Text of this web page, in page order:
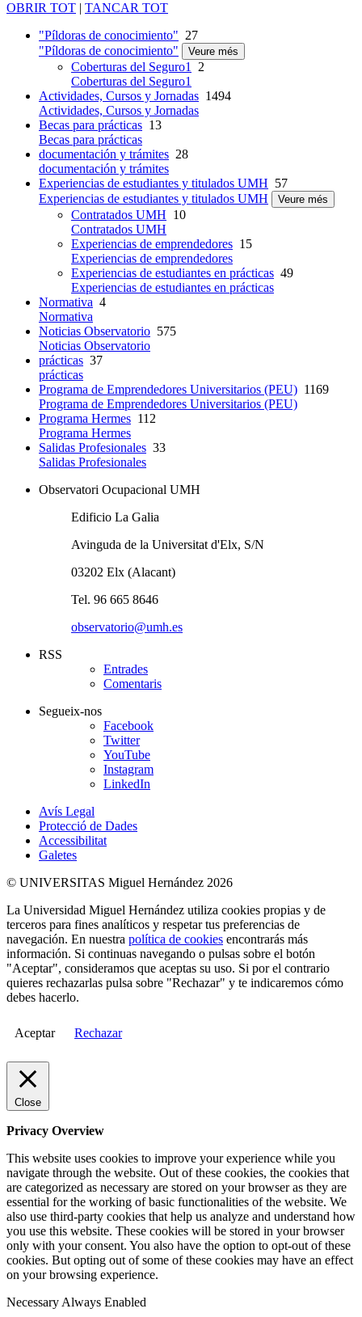
OBRIR TOT | TANCAR TOT
"Píldoras de conocimiento" 27
"Píldoras de conocimiento"
Veure més
Coberturas del Seguro1
2
Coberturas del Seguro1
Actividades, Cursos y Jornadas 1494
Actividades, Cursos y Jornadas
Becas para prácticas 13
Becas para prácticas
documentación y trámites 28
documentación y trámites
Experiencias de estudiantes y titulados UMH 57
Experiencias de estudiantes y titulados UMH
Veure més
Contratados UMH 10
Contratados UMH
Experiencias de emprendedores 15
Experiencias de emprendedores
Experiencias de estudiantes en prácticas 49
Experiencias de estudiantes en prácticas
Normativa 4
Normativa
Noticias Observatorio 575
Noticias Observatorio
prácticas 37
prácticas
Programa de Emprendedores Universitarios (PEU) 1169
Programa de Emprendedores Universitarios (PEU)
Programa Hermes 112
Programa Hermes
Salidas Profesionales 33
Salidas Profesionales
Observatori Ocupacional UMH
Edificio La Galia
Avinguda de la Universitat d'Elx, S/N
03202 Elx (Alacant)
Tel. 96 665 8646
observatorio@umh.es
RSS
Entrades
Comentaris
Segueix-nos
Facebook
Twitter
YouTube
Instagram
LinkedIn
Avís Legal
Protecció de Dades
Accessibilitat
Galetes
© UNIVERSITAS Miguel Hernández 2026
La Universidad Miguel Hernández utiliza cookies propias y de
terceros para fines analíticos y respetar tus preferencias de
navegación. En nuestra política de cookies encontrarás más
información. Si continuas navegando o pulsas sobre el botón
"Aceptar", consideramos que aceptas su uso. Si por el contrario
quieres rechazarlas pulsa sobre "Rechazar" y te indicaremos cómo
debes hacerlo.
Aceptar Rechazar
Close
Privacy Overview
This website uses cookies to improve your experience while you
navigate through the website. Out of these cookies, the cookies that
are categorized as necessary are stored on your browser as they are
essential for the working of basic functionalities of the website. We
also use third-party cookies that help us analyze and understand how
you use this website. These cookies will be stored in your browser
only with your consent. You also have the option to opt-out of these
cookies. But opting out of some of these cookies may have an effect
on your browsing experience.
Necessary Always Enabled